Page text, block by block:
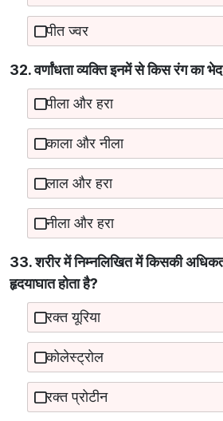
पीत ज्वर
32. वर्णांधता व्यक्ति इनमें से किस रंग का
पीला और हरा
काला और नीला
लाल और हरा
नीला और हरा
33. शरीर में निम्नलिखित में किसकी
हृदयाघात होता है?
रक्त यूरिया
कोलेस्ट्रोल
रक्त प्रोटीन